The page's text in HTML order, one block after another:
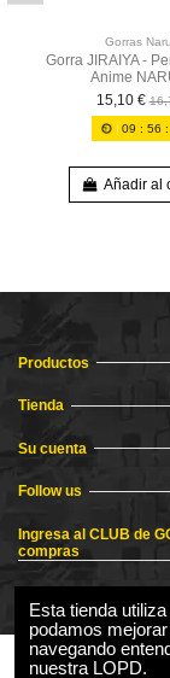
Gorras
Gorra JIRAIYA -
Anime
15,10 €
09 :56
Añadir al
Productos
Tienda
Su cuenta
Follow us
Ingresa al CLUB de
compras
Esta tienda
podamos
navegando
nuestra LOPD.